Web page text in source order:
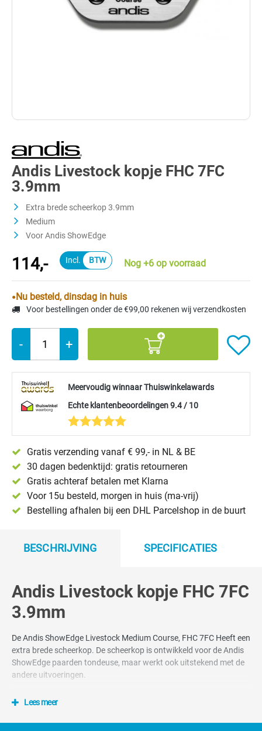
Andis Livestock kopje FHC 7FC
3.9mm
Extra brede scheerkop 3.9mm
Medium
Voor Andis ShowEdge
114,- Nog +6 op voorraad
Nu besteld, dinsdag in huis
Voor bestellingen onder de €99,00 rekenen wij verzendkosten
- +
Meervoudig winnaar Thuiswinkelawards
Echte klantenbeoordelingen 9.4 / 10
Gratis verzending vanaf € 99,- in NL & BE
30 dagen bedenktijd: gratis retourneren
Gratis achteraf betalen met Klarna
Voor 15u besteld, morgen in huis (ma-vrij)
Bestelling afhalen bij een DHL Parcelshop in de buurt
BESCHRIJVING SPECIFICATIES
Andis Livestock kopje FHC 7FC
3.9mm
De Andis ShowEdge Livestock Medium Course, FHC 7FC Heeft een
extra brede scheerkop. De scheerkop is ontwikkeld voor de Andis
ShowEdge paarden tondeuse, maar werkt ook uitstekend met de
andere uitvoeringen.
Lees meer